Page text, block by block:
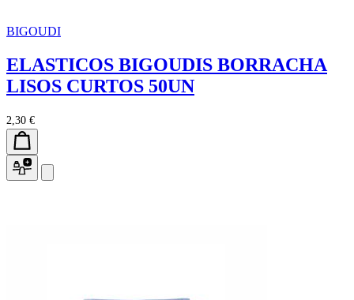
BIGOUDI
ELASTICOS BIGOUDIS BORRACHA
LISOS CURTOS 50UN
2,30 €